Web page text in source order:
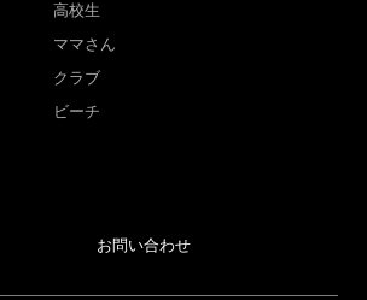
高校生
ママさん
クラブ
ビーチ
お問い合わせ